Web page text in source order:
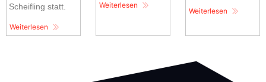
Scheifling statt.
Weiterlesen
Weiterlesen
Weiterlesen